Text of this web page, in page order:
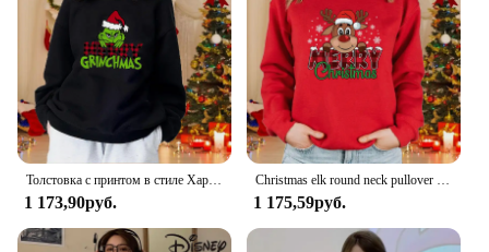
Толстовка с принтом в стиле Харадзюку с Рождеством, женская модная осенне-зимняя толстовка с длинными рукавами, топ с Рождеством
1 173,90руб.
Christmas elk round neck pullover fall and winter women's casual long-sleeved cute Merry Christmas red sweater
1 175,59руб.